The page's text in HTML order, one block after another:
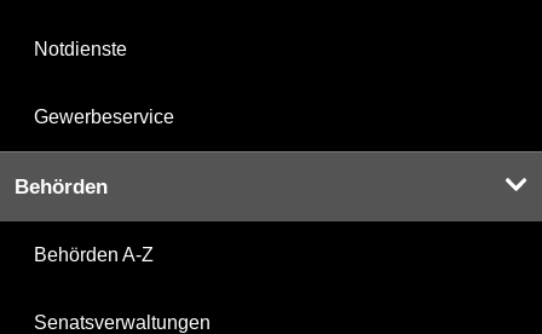
Notdienste
Gewerbeservice
Behörden
Behörden A-Z
Senatsverwaltungen